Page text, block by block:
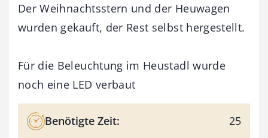
Der Weihnachtsstern und der Heuwagen
wurden gekauft, der Rest selbst hergestellt.
Für die Beleuchtung im Heustadl wurde
noch eine LED verbaut
Benötigte Zeit: 25